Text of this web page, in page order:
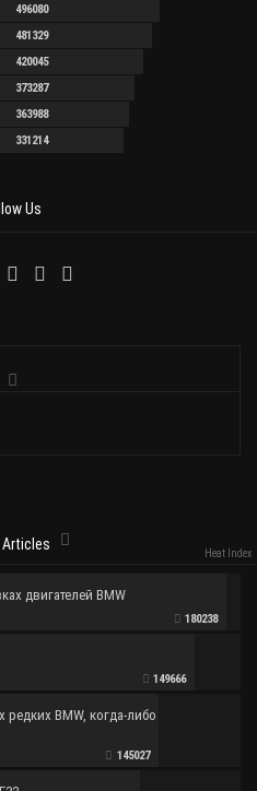
496080
481329
420045
373287
363988
331214
Us
Articles
Heat Index
двигателей BMW
180238
149666
редких BMW, когда-либо
145027